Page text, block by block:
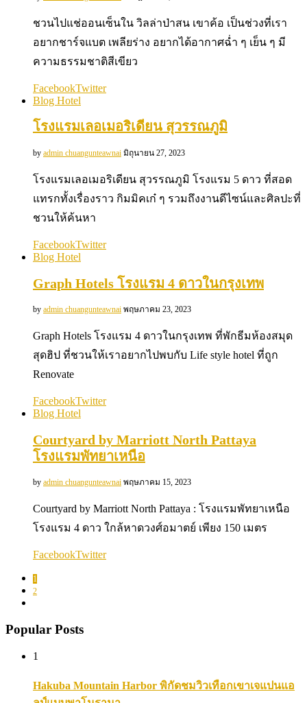
ชวนไปแช่ออนเซ็นใน วิลล่าป่าสน เขาค้อ เป็นช่วงที่เรา
อยากชาร์จแบต เพลียร่าง อยากได้อากาศฉ่ำ ๆ เย็น ๆ มี
ความธรรมชาติสีเขียว
FacebookTwitter
Blog Hotel
โรงแรมเลอเมอริเดียน สุวรรณภูมิ
by admin chuangunteawnai มิถุนายน 27, 2023
โรงแรมเลอเมอริเดียน สุวรรณภูมิ โรงแรม 5 ดาว ที่สอด
แทรกทั้งเรื่องราว กิมมิคเก๋ ๆ รวมถึงงานดีไซน์และศิลปะที่
ชวนให้ค้นหา
FacebookTwitter
Blog Hotel
Graph Hotels โรงแรม 4 ดาวในกรุงเทพ
by admin chuangunteawnai พฤษภาคม 23, 2023
Graph Hotels โรงแรม 4 ดาวในกรุงเทพ ที่พักธีมห้องสมุด
สุดฮิป ที่ชวนให้เราอยากไปพบกับ Life style hotel ที่ถูก
Renovate
FacebookTwitter
Blog Hotel
Courtyard by Marriott North Pattaya
โรงแรมพัทยาเหนือ
by admin chuangunteawnai พฤษภาคม 15, 2023
Courtyard by Marriott North Pattaya : โรงแรมพัทยาเหนือ
โรงแรม 4 ดาว ใกล้หาดวงศ์อมาตย์ เพียง 150 เมตร
FacebookTwitter
1
2
Popular Posts
1
Hakuba Mountain Harbor พิกัดชมวิวเทือกเขาเจแปนแอ